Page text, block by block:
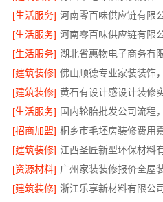
[生活服务]
[生活服务]
[生活服务] 湖北省惠物电子商务有
[建筑装修]
[建筑装修]
[生活服务]
[招商加盟] 桐乡市毛坯房装修费用
[建筑装修] 江西圣匠新型环保材料
[资源材料] 广州家装装修报价全屋
[建筑装修]